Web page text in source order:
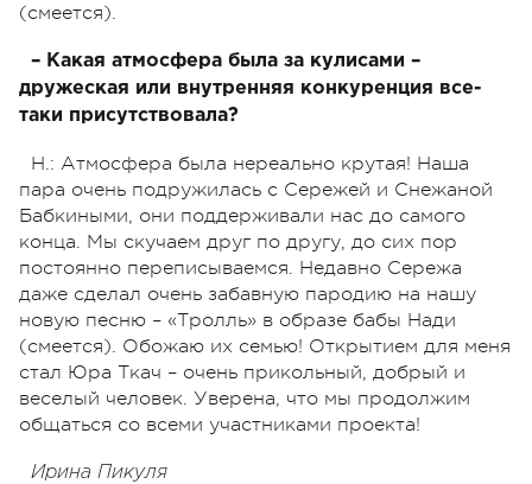
(смеется).
– Какая атмосфера была за кулисами –
дружеская или внутренняя конкуренция все-
таки присутствовала?
Н.: Атмосфера была нереально крутая! Наша
пара очень подружилась с Сережей и Снежаной
Бабкиными, они поддерживали нас до самого
конца. Мы скучаем друг по другу, до сих пор
постоянно переписываемся. Недавно Сережа
даже сделал очень забавную пародию на нашу
новую песню – «Тролль» в образе бабы Нади
(смеется). Обожаю их семью! Открытием для меня
стал Юра Ткач – очень прикольный, добрый и
веселый человек. Уверена, что мы продолжим
общаться со всеми участниками проекта!
Ирина Пикуля